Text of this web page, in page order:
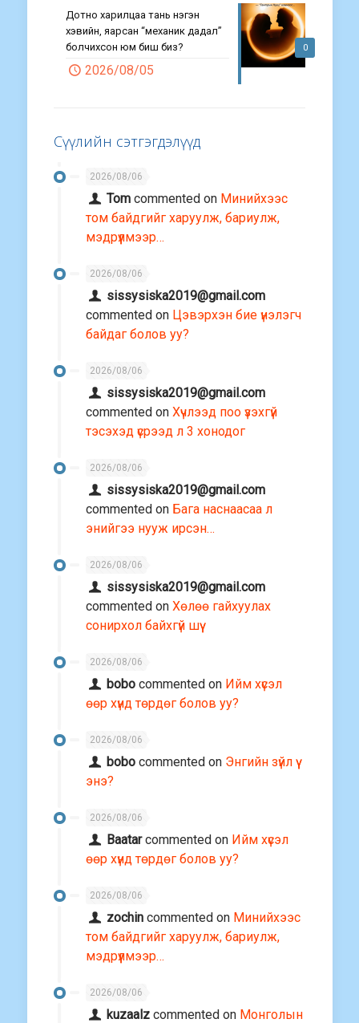
0
Дотно харилцаа тань нэгэн
хэвийн, яарсан “механик дадал”
болчихсон юм биш биз?
2026/08/05
Сүүлийн сэтгэгдэлүүд
2026/08/06
Tom commented on Минийхээс
том байдгийг харуулж, бариулж,
мэдрүүлмээр…
2026/08/06
sissysiska2019@gmail.com
commented on Цэвэрхэн бие үнэлэгч
байдаг болов уу?
2026/08/06
sissysiska2019@gmail.com
commented on Хүчлээд поо үзэхгүй
тэсэхэд үсрээд л 3 хонодог
2026/08/06
sissysiska2019@gmail.com
commented on Бага наснаасаа л
энийгээ нууж ирсэн…
2026/08/06
sissysiska2019@gmail.com
commented on Хөлөө гайхуулах
сонирхол байхгүй шүү
2026/08/06
bobo commented on Ийм хүсэл
өөр хүнд төрдөг болов уу?
2026/08/06
bobo commented on Энгийн зүйл үү
энэ?
2026/08/06
Baatarcommented on Ийм хүсэл
өөр хүнд төрдөг болов уу?
2026/08/06
zochin commented on Минийхээс
том байдгийг харуулж, бариулж,
мэдрүүлмээр…
2026/08/06
kuzaalz commented on Монголын